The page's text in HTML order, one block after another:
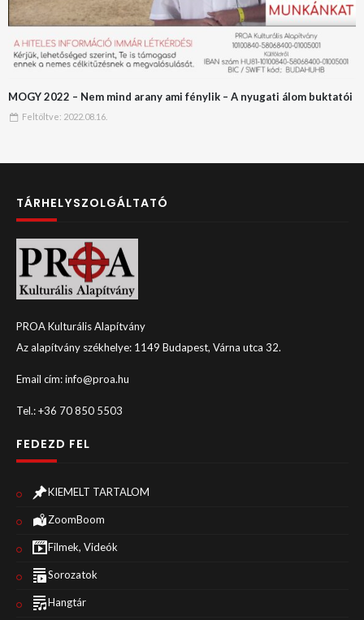
MOGY 2022 – Nem mind arany ami fénylik – A nyugati álom buktatói
Feltöltve: 2022.08.16.
TÁRHELYSZOLGÁLTATÓ
PROA Kulturális Alapítvány
Az alapítvány székhelye: 1149 Budapest, Várna utca 32.
Email cím: info@proa.hu
Tel.: +36 70 850 5503
FEDEZD FEL
KIEMELT TARTALOM
ZoomBoom
Filmek, Videók
Sorozatok
Hangtár